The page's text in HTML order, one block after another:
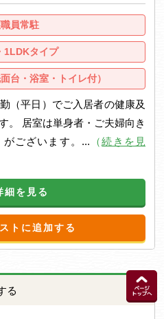
員常駐
1LDKタイプ
台・浴室・トイレ付）
（平日）でご入居者の健康及
。 居室は単身者・ご夫婦向き
ございます。... （続きを見
細を見る
トに追加する
る